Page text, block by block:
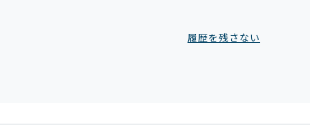
履歴を残さない